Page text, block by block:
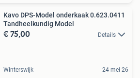
Kavo DPS-Model onderkaak 0.623.0411
Tandheelkundig Model
€ 75,00 Details
Winterswijk 24 mei 26